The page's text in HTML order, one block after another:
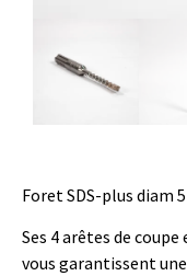
Foret SDS-plus diam
Ses 4 arêtes de
vous garantissent